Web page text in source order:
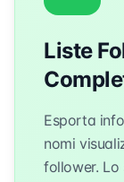
Liste
Esporta
nomi
follower.